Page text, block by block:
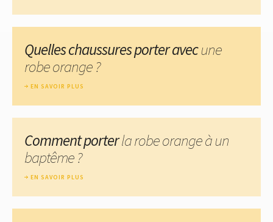
Quelles chaussures porter avecune
robe orange ?
EN SAVOIR PLUS
Comment porterla robe orange à un
baptême ?
EN SAVOIR PLUS